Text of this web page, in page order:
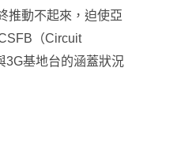
推動不起來 ， 迫使亞
（Circuit
3G基地台的涵蓋狀況